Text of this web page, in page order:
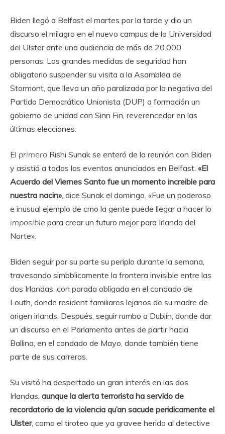
Biden llegó a Belfast el martes por la tarde y dio un
discurso el milagro en el nuevo campus de la Universidad
del Ulster ante una audiencia de más de 20.000
personas. Las grandes medidas de seguridad han
obligatorio suspender su visita a la Asamblea de
Stormont, que lleva un año paralizada por la negativa del
Partido Democrático Unionista (DUP) a formación un
gobierno de unidad con Sinn Fin, reverencedor en las
últimas elecciones.
El primero Rishi Sunak se enteró de la reunión con Biden
y asistió a todos los eventos anunciados en Belfast. «El
Acuerdo del Viernes Santo fue un momento increible para
nuestra nacin», dice Sunak el domingo. «Fue un poderoso
e inusual ejemplo de cmo la gente puede llegar a hacer lo
imposible para crear un futuro mejor para Irlanda del
Norte».
Biden seguir por su parte su periplo durante la semana,
travesando simbblicamente la frontera invisible entre las
dos Irlandas, con parada obligada en el condado de
Louth, donde resident familiares lejanos de su madre de
origen irlands. Después, seguir rumbo a Dublín, donde dar
un discurso en el Parlamento antes de partir hacia
Ballina, en el condado de Mayo, donde también tiene
parte de sus carreras.
Su visitó ha despertado un gran interés en las dos
Irlandas, aunque la alerta terrorista ha servido de
recordatorio de la violencia qu’an sacude peridicamente el
Ulster, como el tiroteo que ya gravee herido al detective